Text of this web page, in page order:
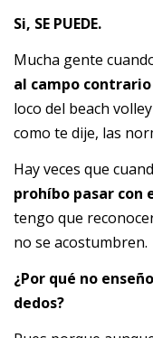
Si, SE PUEDE.
Mucha gente
al campo
loco del beach
como te dije, las
Hay veces que
prohíbo pasar con
tengo que
no se acostumbren.
¿Por qué no
dedos?